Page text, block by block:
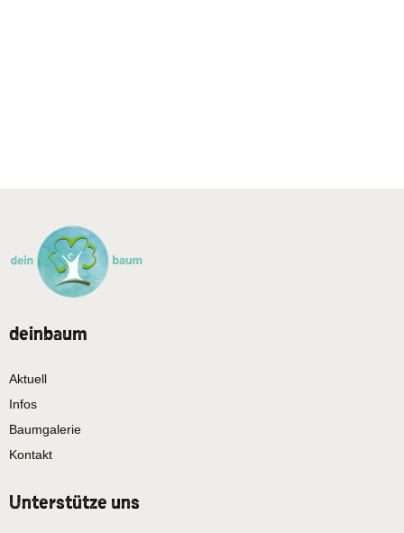
deinbaum
Aktuell
Infos
Baumgalerie
Kontakt
Unterstütze uns